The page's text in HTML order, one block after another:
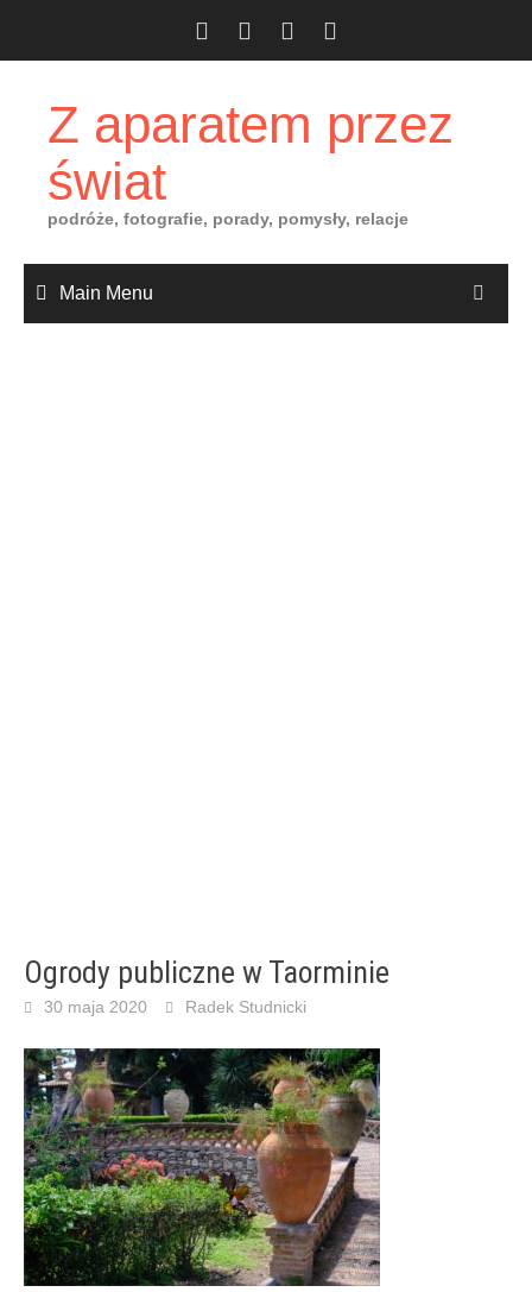
Z aparatem przez
świat
podróże, fotografie, porady, pomysły, relacje
Main Menu
Ogrody publiczne w Taorminie
30 maja 2020 Radek Studnicki